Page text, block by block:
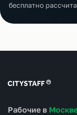
бесплатно
Рабочие в